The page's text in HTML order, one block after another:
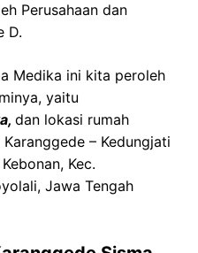
Perusahaan dan
D.
Medika ini kita peroleh
yaitu
dan lokasi rumah
– Kedungjati
Kec.
Jawa Tengah